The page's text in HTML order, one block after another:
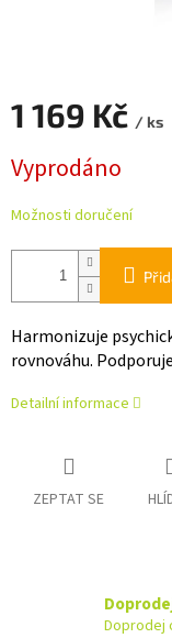
1 169 Kč / ks
cena:
Vyprodáno
Možnosti doručení
Harmonizuje
rovnováhu.
Detailní informace
ZEPTAT SE
Doprodej